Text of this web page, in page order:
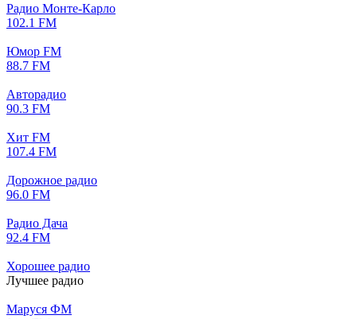
Радио Монте-Карло
102.1 FM
Юмор FM
88.7 FM
Авторадио
90.3 FM
Хит FM
107.4 FM
Дорожное радио
96.0 FM
Радио Дача
92.4 FM
Хорошее радио
Лучшее радио
Маруся ФМ